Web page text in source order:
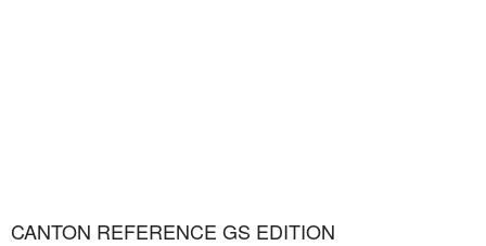
CANTON REFERENCE GS EDITION